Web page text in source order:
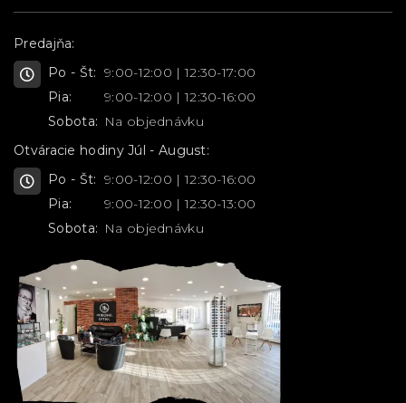
Predajňa:
Po - Št: 9:00-12:00 | 12:30-17:00
Pia:
9:00-12:00 | 12:30-16:00
Sobota: Na objednávku
Otváracie hodiny Júl - August:
Po - Št: 9:00-12:00 | 12:30-16:00
Pia:
9:00-12:00 | 12:30-13:00
Sobota: Na objednávku